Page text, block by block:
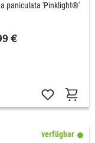
paniculata 'Pinklight®'
€
verfügbar